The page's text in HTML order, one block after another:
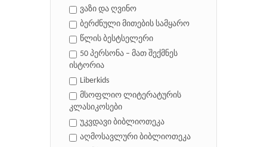
ვაზი და ღვინო
ბერძნული მითების სამყარო
წლის ბესტსელერი
50 პერსონა – მათ შექმნეს
ისტორია
Liberkids
მსოფლიო ლიტერატურის
კლასიკოსები
უკვდავი ბიბლიოთეკა
აღმოსავლური ბიბლიოთეკა